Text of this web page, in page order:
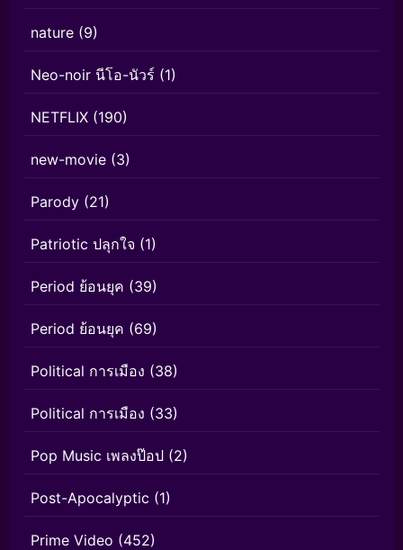
nature (9)
Neo-noir นีโอ-นัวร์ (1)
NETFLIX (190)
new-movie (3)
Parody (21)
Patriotic ปลุกใจ (1)
Period ย้อนยุค (39)
Period ย้อนยุค (69)
Political การเมือง (38)
Political การเมือง (33)
Pop Music เพลงป๊อป (2)
Post-Apocalyptic (1)
Prime Video (452)